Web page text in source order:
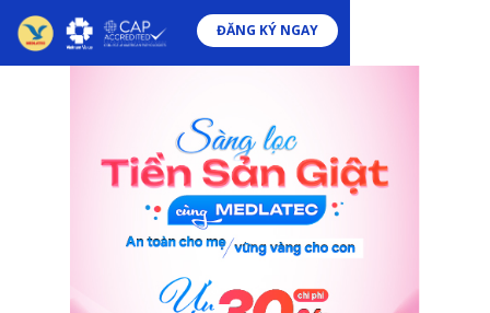
ĐĂNG KÝ NGAY